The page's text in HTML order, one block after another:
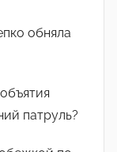
обняла
патруль?